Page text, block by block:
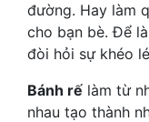
đường. Hay làm
cho bạn bè. Để
đòi hỏi sự khéo
Bánh rế làm từ
nhau tạo thành